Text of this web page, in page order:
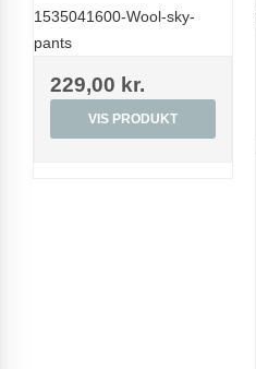
1535041600-Wool-sky-
pants
229,00 kr.
VIS PRODUKT